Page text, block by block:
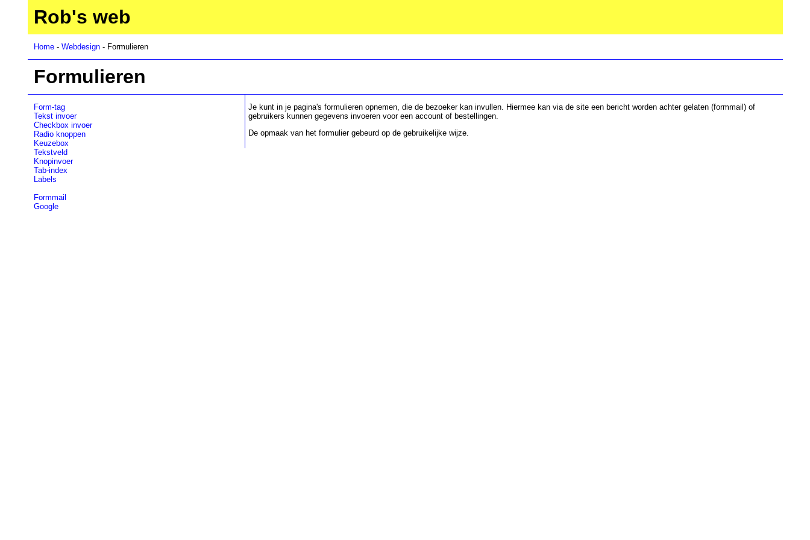
Rob's web
Home- Webdesign- Formulieren
Formulieren
Form-tag
Tekst invoer
Checkbox invoer
Radio knoppen
Keuzebox
Tekstveld
Knopinvoer
Tab-index
Labels
Formmail
Google
Je kunt in je pagina's formulieren opnemen, die de bezoeker kan invullen. Hiermee kan via de site een bericht worden achter gelaten (formmail) of
gebruikers kunnen gegevens invoeren voor een account of bestellingen.
De opmaak van het formulier gebeurd op de gebruikelijke wijze.